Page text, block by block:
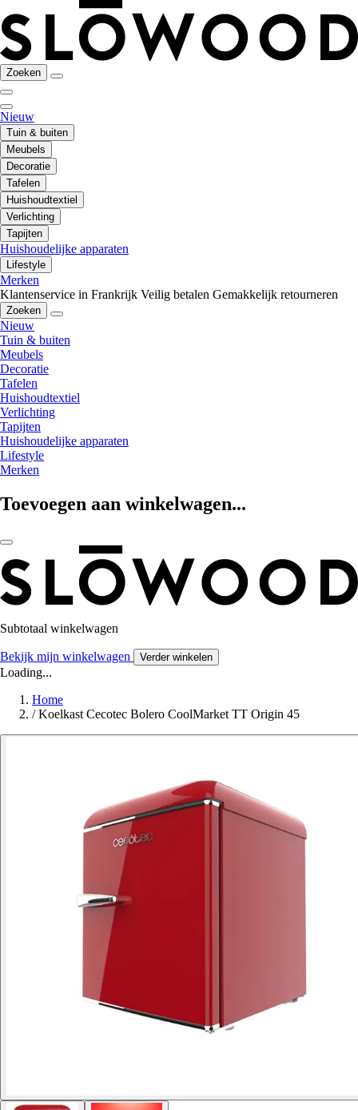
Zoeken
Nieuw
Tuin & buiten
Meubels
Decoratie
Tafelen
Huishoudtextiel
Verlichting
Tapijten
Huishoudelijke apparaten
Lifestyle
Merken
Klantenservice in Frankrijk Veilig betalen Gemakkelijk retourneren
Zoeken
Nieuw
Tuin & buiten
Meubels
Decoratie
Tafelen
Huishoudtextiel
Verlichting
Tapijten
Huishoudelijke apparaten
Lifestyle
Merken
Toevoegen aan winkelwagen...
Subtotaal winkelwagen
Bekijk mijn winkelwagen Verder winkelen
Loading...
Home
/ Koelkast Cecotec Bolero CoolMarket TT Origin 45